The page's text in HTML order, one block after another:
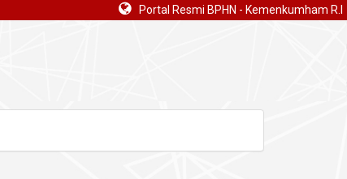
Portal Resmi BPHN - Kemenkumham R.I